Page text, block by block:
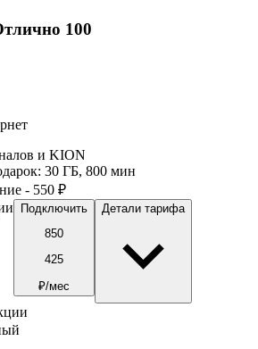
100
и KION
: 30 ГБ, 800 мин
- 550 ₽
Подключить
850
425
₽/мес
Детали тарифа